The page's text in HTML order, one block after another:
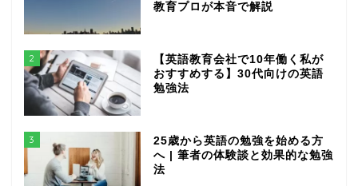
教育プロが本音で解説
2
【英語教育会社で10年働く私が
おすすめする】30代向けの英語
勉強法
3
25歳から英語の勉強を始める方
へ | 筆者の体験談と効果的な勉強
法